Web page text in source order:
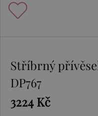
Stříbrný
DP767
3224 Kč